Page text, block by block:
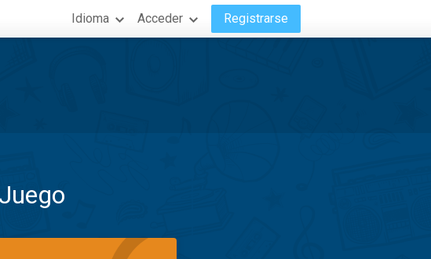
Idioma Acceder Registrarse